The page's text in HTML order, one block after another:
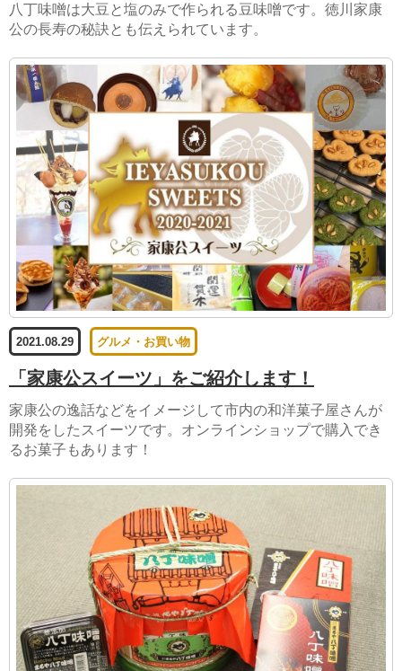
八丁味噌は大豆と塩のみで作られる豆味噌です。徳川家康
公の長寿の秘訣とも伝えられています。
2021.08.29 グルメ・お買い物
「家康公スイーツ」をご紹介します！
家康公の逸話などをイメージして市内の和洋菓子屋さんが
開発をしたスイーツです。オンラインショップで購入でき
るお菓子もあります！